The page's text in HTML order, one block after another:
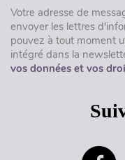
Votre adresse de
envoyer les lettres
pouvez à tout moment
intégré dans la
vos données et vos